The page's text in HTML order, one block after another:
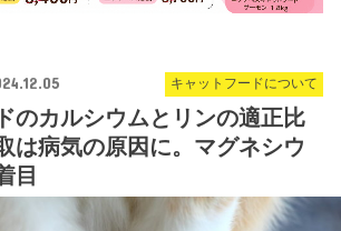
キャットフードについて
のカルシウムとリンの適正比
は病気の原因に。マグネシウ
目